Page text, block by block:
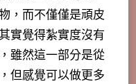
，而不僅僅是頑皮
實覺得紮實度沒有
雖然這一部分是從
但感覺可以做更多